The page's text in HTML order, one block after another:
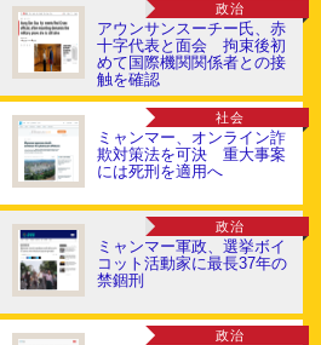
政治
アウンサンスーチー氏、赤
十字代表と面会 拘束後初
めて国際機関関係者との接
触を確認
社会
ミャンマー、オンライン詐
欺対策法を可決 重大事案
には死刑を適用へ
政治
ミャンマー軍政、選挙ボイ
コット活動家に最長37年の
禁錮刑
政治